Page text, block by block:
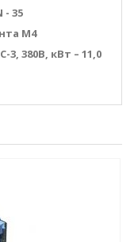
- 35
М4
3, 380В, кВт – 11,0